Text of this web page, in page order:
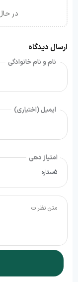
در
ارسال دیدگاه
نام و نام خانوادگی
ایمیل (اختیاری)
امتیاز دهی